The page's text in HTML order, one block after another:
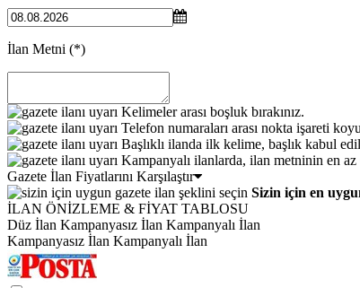
İlan Metni (*)
Kelimeler arası boşluk bırakınız.
Telefon numaraları arası nokta işareti
Başlıklı ilanda ilk kelime, başlık kabul
Kampanyalı ilanlarda, ilan metninin en
Gazete İlan Fiyatlarını Karşılaştır
Sizin için en
İLAN ÖNİZLEME & FİYAT TABLOSU
Düz İlan Kampanyasız İlan Kampanyalı İlan
Kampanyasız İlan Kampanyalı İlan